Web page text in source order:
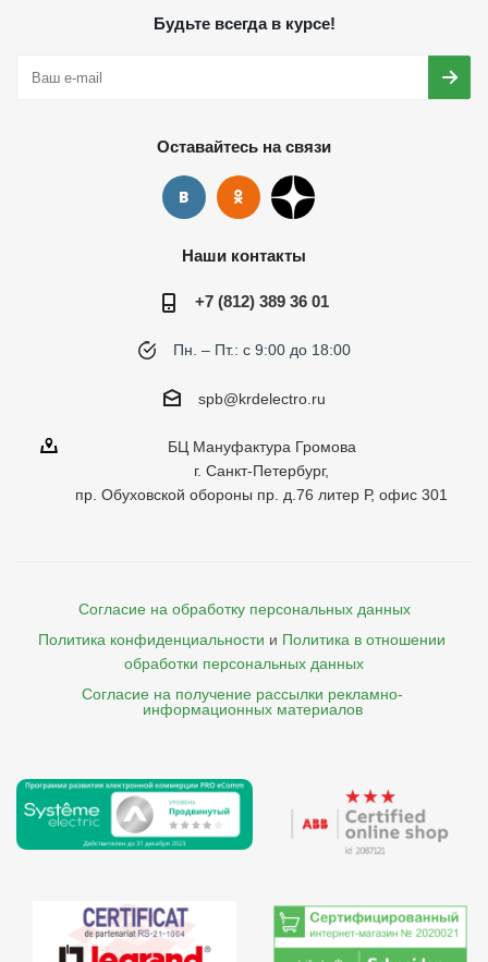
Будьте всегда в курсе!
Оставайтесь на связи
Наши контакты
+7 (812) 389 36 01
Пн. – Пт.: с 9:00 до 18:00
spb@krdelectro.ru
БЦ Мануфактура Громова
г. Санкт-Петербург,
пр. Обуховской обороны пр. д.76 литер Р, офис 301
Согласие на обработку персональных данных
Политика конфиденциальности и Политика в отношении
обработки персональных данных
Согласие на получение рассылки рекламно-
    информационных материалов